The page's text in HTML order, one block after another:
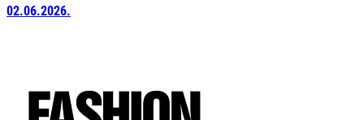
02.06.2026.